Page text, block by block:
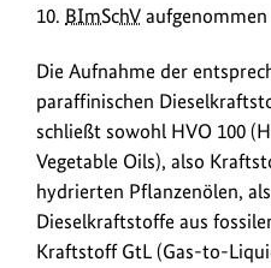
10. BImSchV
Die Aufnahme der
paraffinischen
schließt sowohl HVO 100
Vegetable Oils), also
hydrierten Pflanzenölen,
Dieselkraftstoffe aus
Kraftstoff GtL (Gas-to-